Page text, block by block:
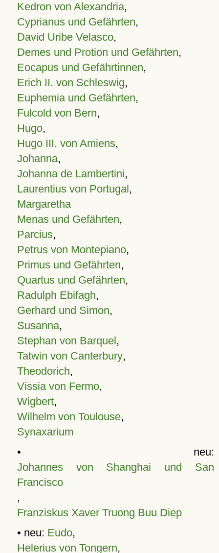
Kedron von Alexandria,
Cyprianus und Gefährten,
David Uribe Velasco,
Demes und Protion und Gefährten,
Eocapus und Gefährtinnen,
Erich II. von Schleswig,
Euphemia und Gefährten,
Fulcold von Bern,
Hugo,
Hugo III. von Amiens,
Johanna,
Johanna de Lambertini,
Laurentius von Portugal,
Margaretha
Menas und Gefährten,
Parcius,
Petrus von Montepiano,
Primus und Gefährten,
Quartus und Gefährten,
Radulph Ebifagh,
Gerhard und Simon,
Susanna,
Stephan von Barquel,
Tatwin von Canterbury,
Theodorich,
Vissia von Fermo,
Wigbert,
Wilhelm von Toulouse,
Synaxarium
• neu:
Johannes von Shanghai und San
Francisco
,
Franziskus Xaver Truong Buu Diep
• neu: Eudo,
Helerius von Tongern,